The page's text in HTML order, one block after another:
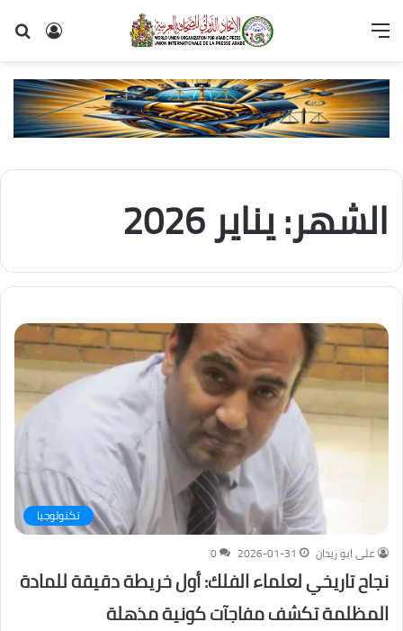
تسجيل
القائمة
الشهر:يناير 2026
تكنولوجيا
على ابو زيدان
2026-01-31
0
نجاح تاريخي لعلماء الفلك: أول خريطة دقيقة للمادة
المظلمة تكشف مفاجآت كونية مذهلة